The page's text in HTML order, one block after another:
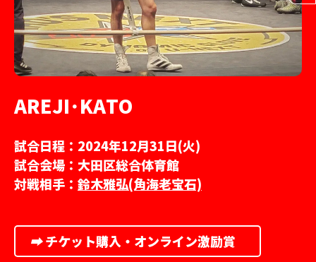
AREJI･KATO
試合日程：2024年12月31日(火)
試合会場：大田区総合体育館
対戦相手： 鈴木雅弘(角海老宝石)
➡︎チケット購入・オンライン激励賞